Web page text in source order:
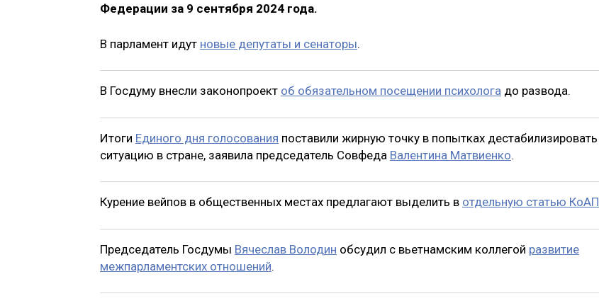
Федерации за 9 сентября 2024 года.
В парламент идут новые депутаты и сенаторы.
В Госдуму внесли законопроект об обязательном посещении психолога до развода.
Итоги Единого дня голосования поставили жирную точку в попытках дестабилизировать
ситуацию в стране, заявила председатель Совфеда Валентина Матвиенко.
Курение вейпов в общественных местах предлагают выделить в отдельную статью КоАП
Председатель Госдумы Вячеслав Володин обсудил с вьетнамским коллегой развитие
межпарламентских отношений.